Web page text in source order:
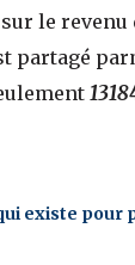
le revenu
partagé
existe pour